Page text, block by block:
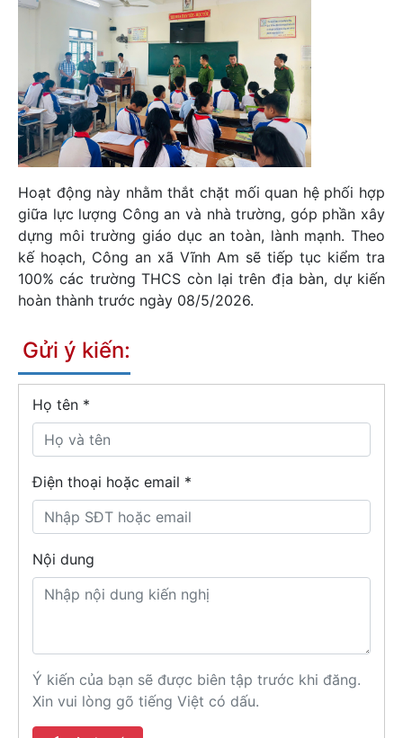
Hoạt động này nhằm thắt chặt mối quan hệ phối hợp
giữa lực lượng Công an và nhà trường, góp phần xây
dựng môi trường giáo dục an toàn, lành mạnh. Theo
kế hoạch, Công an xã Vĩnh Am sẽ tiếp tục kiểm tra
100% các trường THCS còn lại trên địa bàn, dự kiến
hoàn thành trước ngày 08/5/2026.
Gửi ý kiến:
Họ tên *
Điện thoại hoặc email *
Nội dung
Ý kiến của bạn sẽ được biên tập trước khi đăng.
Xin vui lòng gõ tiếng Việt có dấu.